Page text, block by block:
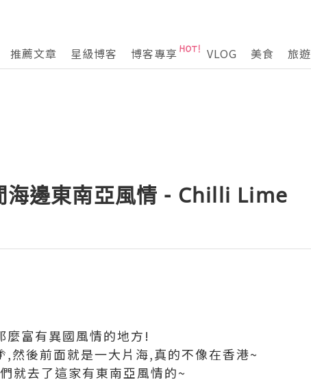
推薦文章 星級博客 博客專享 VLOG 美食 旅遊
海邊東南亞風情 - Chilli Lime
麼富有異國風情的地方!
然後前面就是一大片海,真的不像在香港~
就去了這家有東南亞風情的~